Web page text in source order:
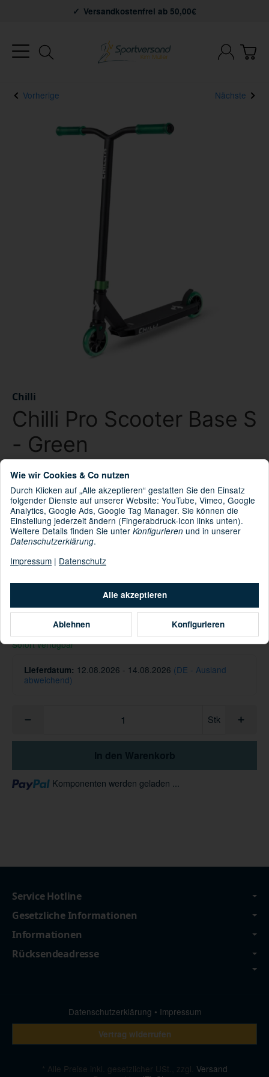
Versandkostenfrei ab 50,00€
Vorherige Nächste
Chilli
Chilli Pro Scooter Base S
- Green
Artikelnummer: 108-01
GTIN:7630053544997
HAN:108-01
Kategorie:Chilli Pro Scooter
139,90 €
inkl. 19% USt. ,Versandkostenfreie Lieferung
Sofort verfügbar
Lieferdatum: 12.08.2026 - 14.08.2026 (DE - Ausland
abweichend)
Stk
Loading... Komponenten werden geladen ...
Service Hotline
Gesetzliche Informationen
Informationen
Rücksendeadresse
Datenschutzerklärung • Impressum
Vertrag widerrufen
* Alle Preise inkl. gesetzlicher USt., zzgl. Versand
Alle akzeptieren
Ablehnen Konfigurieren
Wie wir Cookies & Co nutzen
Durch Klicken auf „Alle akzeptieren“ gestatten Sie den Einsatz
folgender Dienste auf unserer Website: YouTube, Vimeo, Google
Analytics, Google Ads, Google Tag Manager. Sie können die
Einstellung jederzeit ändern (Fingerabdruck-Icon links unten).
Weitere Details finden Sie unter Konfigurieren und in unserer
Datenschutzerklärung.
Impressum | Datenschutz